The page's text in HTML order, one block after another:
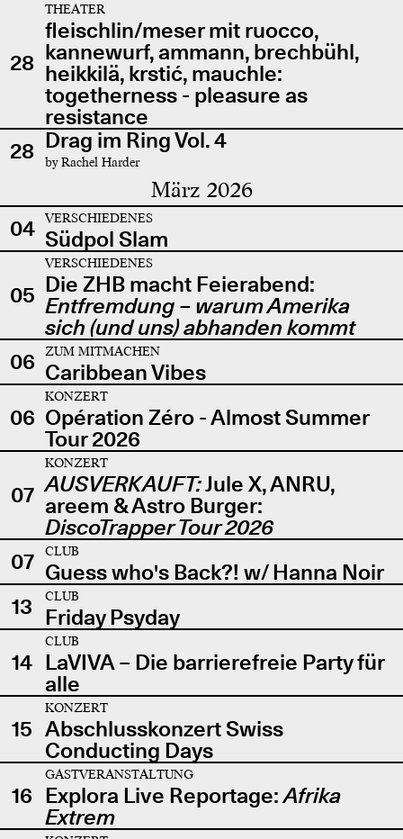
28
THEATER
fleischlin/meser mit ruocco,
kannewurf, ammann, brechbühl,
heikkilä, krstić, mauchle:
togetherness - pleasure as
resistance
28 Drag im Ring Vol. 4
by Rachel Harder
März 2026
04 VERSCHIEDENES
Südpol Slam
05
VERSCHIEDENES
Die ZHB macht Feierabend:
Entfremdung – warum Amerika
sich (und uns) abhanden kommt
06
ZUM MITMACHEN
Caribbean Vibes
06
KONZERT
Opération Zéro - Almost Summer
Tour 2026
07
KONZERT
AUSVERKAUFT:Jule X, ANRU,
areem & Astro Burger:
DiscoTrapper Tour 2026
07
CLUB
Guess who's Back?! w/ Hanna Noir
13
CLUB
Friday Psyday
14
CLUB
LaVIVA – Die barrierefreie Party für
alle
15
KONZERT
Abschlusskonzert Swiss
Conducting Days
16
GASTVERANSTALTUNG
Explora Live Reportage:Afrika
Extrem